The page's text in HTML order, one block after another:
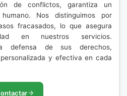
de conflictos, garantiza un
Nos distinguimos por
fracasados, lo que asegura
en nuestros servicios.
defensa de sus derechos,
y efectiva en cada